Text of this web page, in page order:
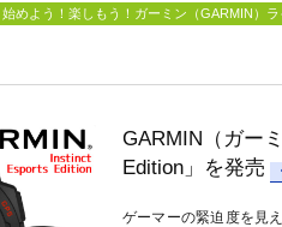
始めよう！楽しもう！ガーミン（GARMIN）ラ
GARMIN（ガー
Edition」を発売
ゲーマーの緊迫度を見